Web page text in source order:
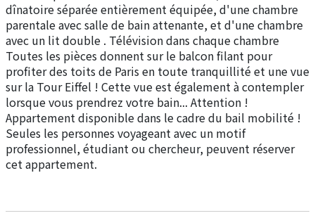
dînatoire séparée entièrement équipée, d'une chambre
parentale avec salle de bain attenante, et d'une chambre
avec un lit double . Télévision dans chaque chambre
Toutes les pièces donnent sur le balcon filant pour
profiter des toits de Paris en toute tranquillité et une vue
sur la Tour Eiffel ! Cette vue est également à contempler
lorsque vous prendrez votre bain... Attention !
Appartement disponible dans le cadre du bail mobilité !
Seules les personnes voyageant avec un motif
professionnel, étudiant ou chercheur, peuvent réserver
cet appartement.